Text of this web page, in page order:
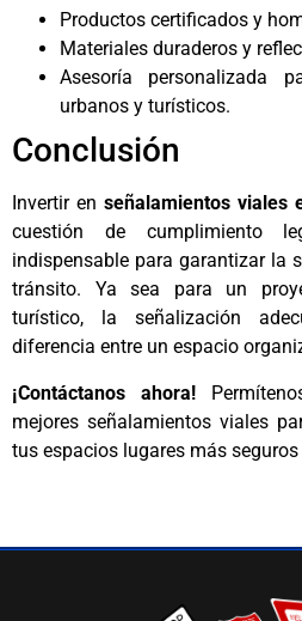
Productos certificados y
Materiales duraderos y
Asesoría personalizada
urbanos y turísticos.
Conclusión
Invertir enseñalamientos viales
cuestión de cumplimiento
indispensable para garantizar la
tránsito. Ya sea para un
turístico, la señalización
diferencia entre un espacio
¡Contáctanos ahora!
mejores señalamientos viales
tus espacios lugares más